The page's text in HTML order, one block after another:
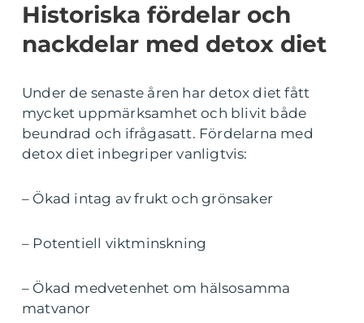
Historiska fördelar och
nackdelar med detox diet
Under de senaste åren har detox diet fått
mycket uppmärksamhet och blivit både
beundrad och ifrågasatt. Fördelarna med
detox diet inbegriper vanligtvis:
– Ökad intag av frukt och grönsaker
– Potentiell viktminskning
– Ökad medvetenhet om hälsosamma
matvanor